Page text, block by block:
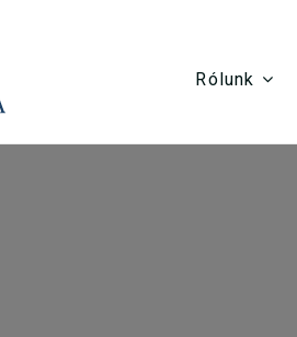
Rólunk